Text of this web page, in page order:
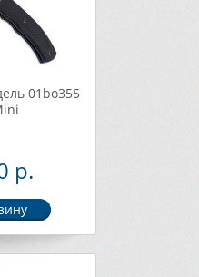
01bo355
р.